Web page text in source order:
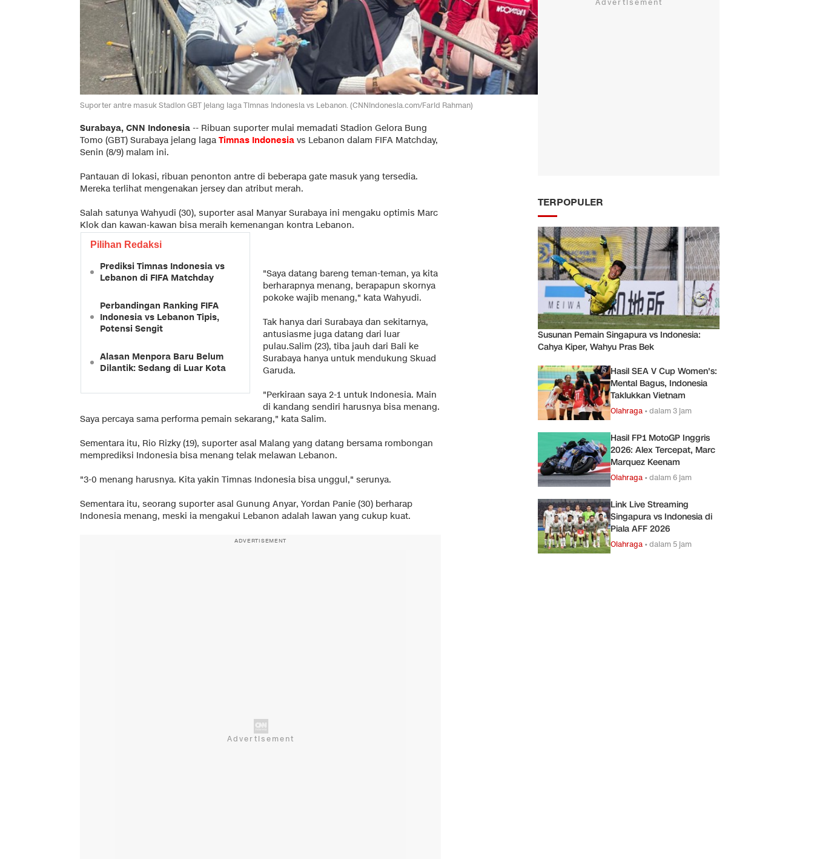
Suporter antre masuk Stadion GBT jelang laga Timnas Indonesia vs Lebanon. (CNNIndonesia.com/Farid Rahman)
Surabaya, CNN Indonesia -- Ribuan suporter mulai memadati Stadion Gelora Bung
Tomo (GBT) Surabaya jelang laga Timnas Indonesia vs Lebanon dalam FIFA Matchday,
Senin (8/9) malam ini.
Pantauan di lokasi, ribuan penonton antre di beberapa gate masuk yang tersedia.
Mereka terlihat mengenakan jersey dan atribut merah.
Salah satunya Wahyudi (30), suporter asal Manyar Surabaya ini mengaku optimis Marc
Klok dan kawan-kawan bisa meraih kemenangan kontra Lebanon.
Pilihan Redaksi
Prediksi Timnas Indonesia vs
Lebanon di FIFA Matchday
Perbandingan Ranking FIFA
Indonesia vs Lebanon Tipis,
Potensi Sengit
Alasan Menpora Baru Belum
Dilantik: Sedang di Luar Kota
"Saya datang bareng teman-teman, ya kita
berharapnya menang, berapapun skornya
pokoke wajib menang," kata Wahyudi.
Tak hanya dari Surabaya dan sekitarnya,
antusiasme juga datang dari luar
pulau.Salim (23), tiba jauh dari Bali ke
Surabaya hanya untuk mendukung Skuad
Garuda.
"Perkiraan saya 2-1 untuk Indonesia. Main
di kandang sendiri harusnya bisa menang.
Saya percaya sama performa pemain sekarang," kata Salim.
Sementara itu, Rio Rizky (19), suporter asal Malang yang datang bersama rombongan
memprediksi Indonesia bisa menang telak melawan Lebanon.
"3-0 menang harusnya. Kita yakin Timnas Indonesia bisa unggul," serunya.
Sementara itu, seorang suporter asal Gunung Anyar, Yordan Panie (30) berharap
Indonesia menang, meski ia mengakui Lebanon adalah lawan yang cukup kuat.
ADVERTISEMENT
TERPOPULER
Susunan Pemain Singapura vs Indonesia:
Cahya Kiper, Wahyu Pras Bek
Hasil SEA V Cup Women's:
Mental Bagus, Indonesia
Taklukkan Vietnam
Olahraga •dalam 3 jam
Hasil FP1 MotoGP Inggris
2026: Alex Tercepat, Marc
Marquez Keenam
Olahraga •dalam 6 jam
Link Live Streaming
Singapura vs Indonesia di
Piala AFF 2026
Olahraga •dalam 5 jam